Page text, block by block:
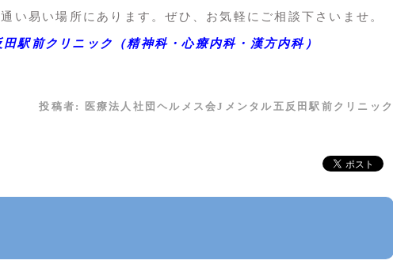
い易い場所にあります。ぜひ、お気軽にご相談下さいませ。
駅前クリニック（精神科・心療内科・漢方内科）
投稿者: 医療法人社団ヘルメス会Jメンタル五反田駅前クリニック